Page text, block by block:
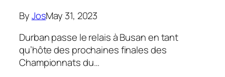
ByJosMay 31, 2023
Durban passe le relais à Busan en tant
qu’hôte des prochaines finales des
Championnats du…